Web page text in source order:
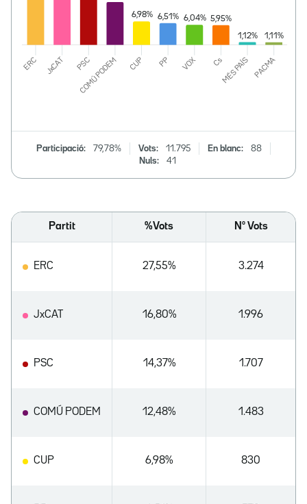
Participació: 79,78% Vots: 11.795 En blanc:
88
Nuls:
41
Partit %Vots Nº Vots
ERC 27,55% 3.274
JxCAT 16,80% 1.996
PSC 14,37% 1.707
COMÚ PODEM 12,48% 1.483
CUP 6,98% 830